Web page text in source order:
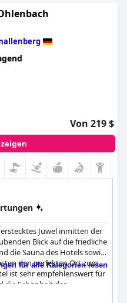
all inclusive angeboten
Von 219 $
Juwel inmitten der
Blick auf die friedliche
die Sauna des Hotels sowie
den perfekten Ort zum
ist sehr empfehlenswert für
die Schönheit des
Frühstücksbuffet ist
für alle Kategorien lesen